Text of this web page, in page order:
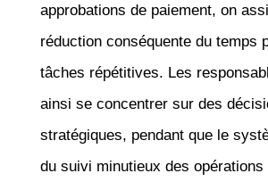
approbations de paiement, on
réduction conséquente du temps
tâches répétitives. Les
ainsi se concentrer sur des
stratégiques, pendant que le
du suivi minutieux des opérations